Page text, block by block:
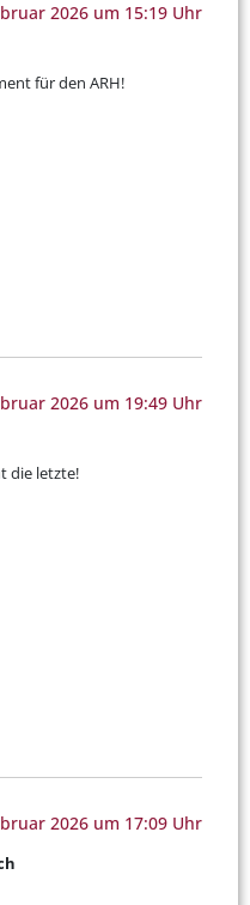
2026 um 15:19 Uhr
für den ARH!
2026 um 19:49 Uhr
die letzte!
2026 um 17:09 Uhr